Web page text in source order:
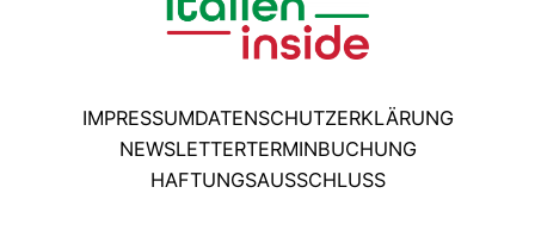
IMPRESSUMDATENSCHUTZERKLÄRUNG
NEWSLETTERTERMINBUCHUNG
HAFTUNGSAUSSCHLUSS